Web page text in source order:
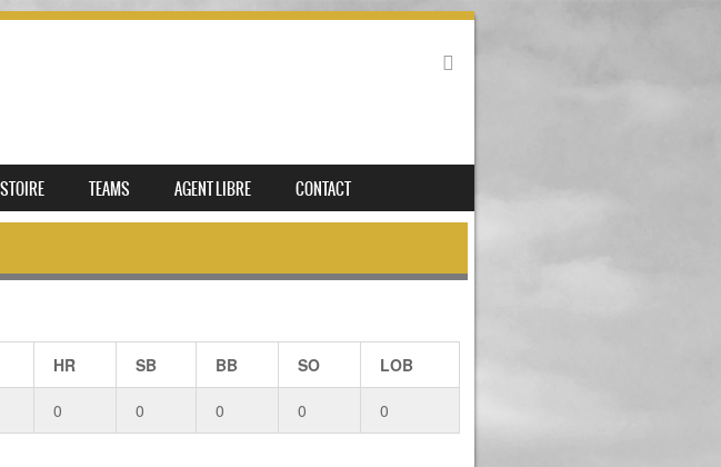
TEAMS AGENT LIBRE CONTACT
HR SB BB SO LOB
0 0 0 0 0